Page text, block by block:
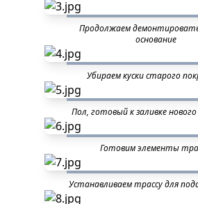
Продолжаем
основание
Убираем куски старого
Пол, готовый к заливке
Готовим элементы
Устанавливаем трассу для